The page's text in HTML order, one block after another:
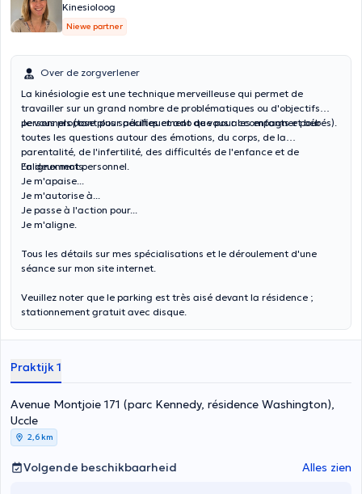
Kinesioloog
Niewe partner
Over de zorgverlener
La kinésiologie est une technique merveilleuse qui permet de
travailler sur un grand nombre de problématiques ou d'objectifs
personnels (tant pour adultes et ado que pour les enfants et bébés).
Je vous propose plus spécifiquement de vous accompagner pour
toutes les questions autour des émotions, du corps, de la
parentalité, de l'infertilité, des difficultés de l'enfance et de
l'alignement personnel.
En deux mots:
Je m'apaise...
Je m'autorise à...
Je passe à l'action pour...
Je m'aligne.
Tous les détails sur mes spécialisations et le déroulement d'une
séance sur mon site internet.
Veuillez noter que le parking est très aisé devant la résidence ;
stationnement gratuit avec disque.
Praktijk 1
Avenue Montjoie 171 (parc Kennedy, résidence Washington),
Uccle
2,6 km
Volgende beschikbaarheid Alles zien